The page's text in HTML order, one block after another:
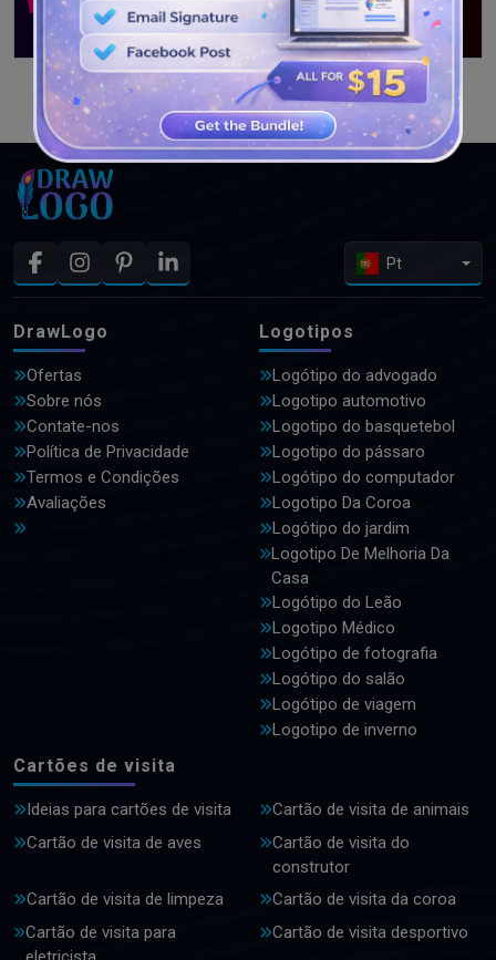
VEJA MAIS PROJETOS
Pt
DrawLogo
Ofertas
Sobre nós
Contate-nos
Política de Privacidade
Termos e Condições
Avaliações
Logotipos
Logótipo do advogado
Logotipo automotivo
Logotipo do basquetebol
Logotipo do pássaro
Logótipo do computador
Logotipo Da Coroa
Logótipo do jardim
Logotipo De Melhoria Da
Casa
Logótipo do Leão
Logotipo Médico
Logótipo de fotografia
Logótipo do salão
Logótipo de viagem
Logotipo de inverno
Cartões de visita
Ideias para cartões de visita
Cartão de visita de animais
Cartão de visita de aves
Cartão de visita do
construtor
Cartão de visita de limpeza
Cartão de visita da coroa
Cartão de visita para
Cartão de visita desportivo